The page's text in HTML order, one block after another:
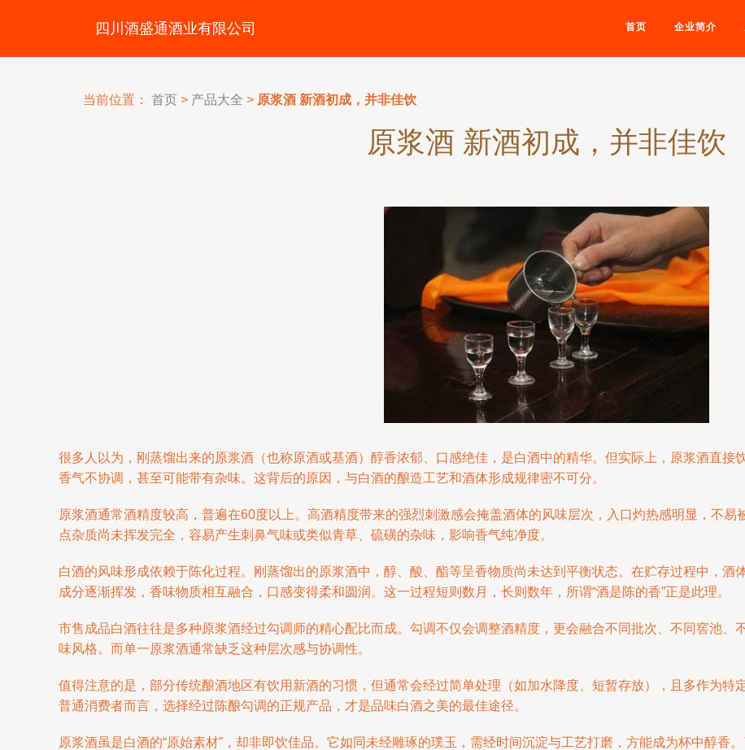
四川酒盛通酒业有限公司 首页 企业简介
当前位置： 首页 > 产品大全 > 原浆酒 新酒初成，并非佳饮
原浆酒 新酒初成，并非佳饮
很多人以为，刚蒸馏出来的原浆酒（也称原酒或基酒）醇香浓郁、口感绝佳，是白酒中的精华。但实际上，原浆酒直
香气不协调，甚至可能带有杂味。这背后的原因，与白酒的酿造工艺和酒体形成规律密不可分。
原浆酒通常酒精度较高，普遍在60度以上。高酒精度带来的强烈刺激感会掩盖酒体的风味层次，入口灼热感明显，不
点杂质尚未挥发完全，容易产生刺鼻气味或类似青草、硫磺的杂味，影响香气纯净度。
白酒的风味形成依赖于陈化过程。刚蒸馏出的原浆酒中，醇、酸、酯等呈香物质尚未达到平衡状态。在贮存过程中，酒
成分逐渐挥发，香味物质相互融合，口感变得柔和圆润。这一过程短则数月，长则数年，所谓“酒是陈的香”正是此理。
市售成品白酒往往是多种原浆酒经过勾调师的精心配比而成。勾调不仅会调整酒精度，更会融合不同批次、不同窖池、
味风格。而单一原浆酒通常缺乏这种层次感与协调性。
值得注意的是，部分传统酿酒地区有饮用新酒的习惯，但通常会经过简单处理（如加水降度、短暂存放），且多作为特
普通消费者而言，选择经过陈酿勾调的正规产品，才是品味白酒之美的最佳途径。
原浆酒虽是白酒的“原始素材”，却非即饮佳品。它如同未经雕琢的璞玉，需经时间沉淀与工艺打磨，方能成为杯中醇香